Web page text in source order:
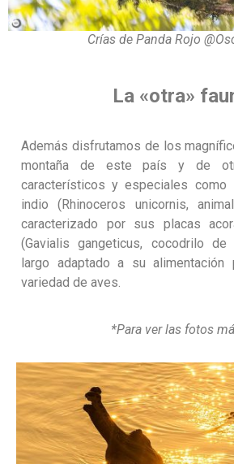
Crías de Panda Rojo
La «otra»
Además disfrutamos de los
montaña de este país y de
característicos y especiales como
indio (Rhinoceros unicornis,
caracterizado por sus placas
(Gavialis gangeticus, cocodrilo
largo adaptado a su
variedad de aves.
*Para ver las fotos